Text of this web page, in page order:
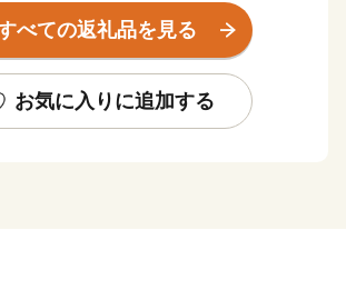
枝幸が作った毛がにの食べ方講座『毛ガ
スト、動画でご用意しています。枝幸町
例申請のペーパーレス化について
べての返礼品を見る
お気に入りに追加する